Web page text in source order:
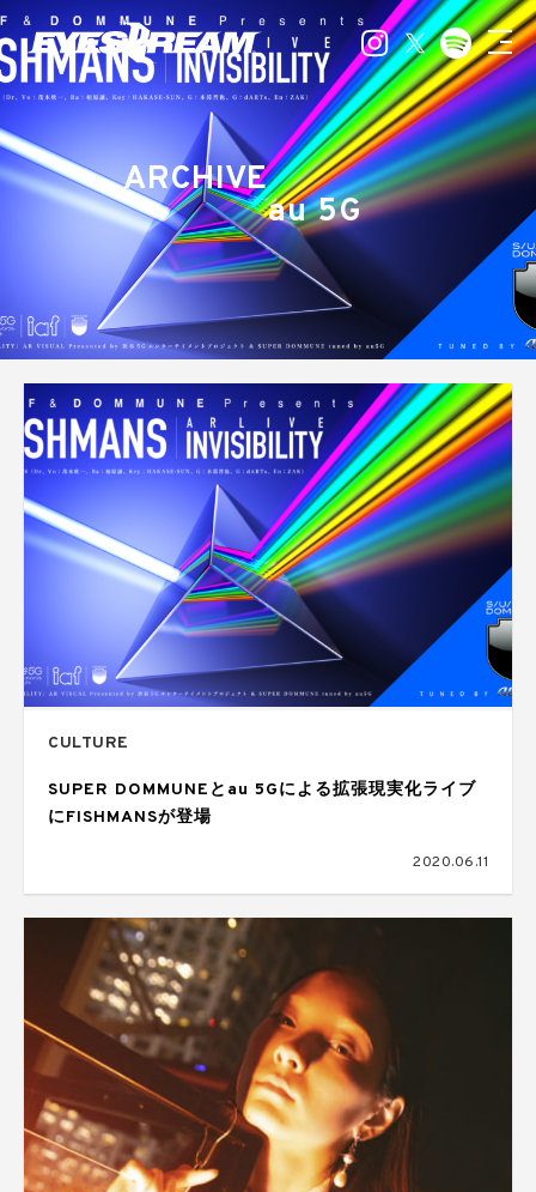
ARCHIVE
au 5G
CULTURE
SUPER DOMMUNEとau 5Gによる拡張現実化ライブ
にFISHMANSが登場
2020.06.11